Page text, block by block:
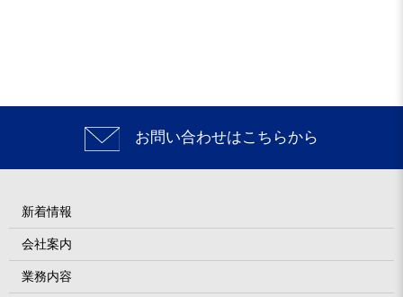
お問い合わせはこちらから
新着情報
会社案内
業務内容